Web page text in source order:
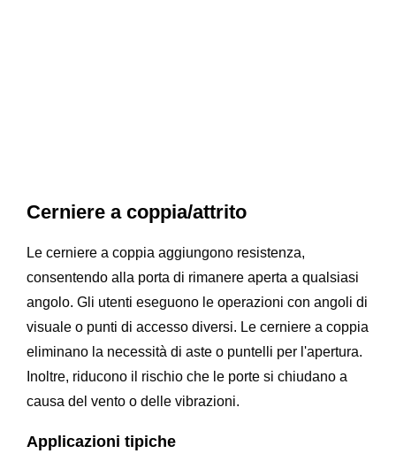
Cerniere a coppia/attrito
Le cerniere a coppia aggiungono resistenza,
consentendo alla porta di rimanere aperta a qualsiasi
angolo. Gli utenti eseguono le operazioni con angoli di
visuale o punti di accesso diversi. Le cerniere a coppia
eliminano la necessità di aste o puntelli per l'apertura.
Inoltre, riducono il rischio che le porte si chiudano a
causa del vento o delle vibrazioni.
Applicazioni tipiche